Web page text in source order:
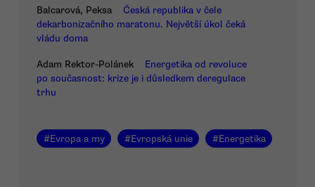
Balcarová, Peksa
Česká republika v čele
dekarbonizačního maratonu. Největší úkol čeká
vládu doma
Adam Rektor-Polánek
Energetika od revoluce
po současnost: krize je i důsledkem deregulace
trhu
#Evropa a my #Evropská unie #Energetika